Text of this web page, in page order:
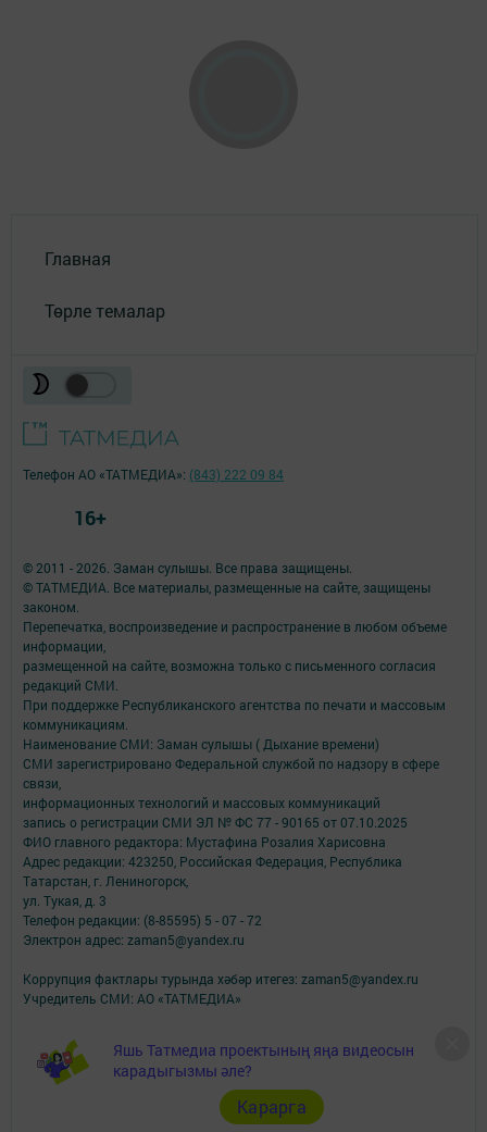
Главная
Төрле темалар
Яшь Татмедиа проектының яңа видеосын
карадыгызмы әле?
Карарга
© 2011 - 2026. Заман сулышы. Все права защищены.
© ТАТМЕДИА. Все материалы, размещенные на сайте, защищены
законом.
Перепечатка, воспроизведение и распространение в любом объеме
информации,
размещенной на сайте, возможна только с письменного согласия
редакций СМИ.
При поддержке Республиканского агентства по печати и массовым
коммуникациям.
Наименование СМИ: Заман сулышы ( Дыхание времени)
СМИ зарегистрировано Федеральной службой по надзору в сфере
связи,
информационных технологий и массовых коммуникаций
запись о регистрации СМИ ЭЛ № ФС 77 - 90165 от 07.10.2025
ФИО главного редактора: Мустафина Розалия Харисовна
Адрес редакции: 423250, Российская Федерация, Республика
Татарстан, г. Лениногорск,
ул. Тукая, д. 3
Телефон редакции: (8-85595) 5 - 07 - 72
Электрон адрес: zaman5@yandex.ru
Коррупция фактлары турында хәбәр итегез: zaman5@yandex.ru
Учредитель СМИ: АО «ТАТМЕДИА»
Антикоррупционная политика
АО «ТАТМЕДИА» использует «cookie»для персонализации сервисов и
удобства пользователей сайтом.
Использование «cookie» можно отменить в настройках браузера.
Политика конфиденциальности
Телефон АО «ТАТМЕДИА»: (843) 222 09 84
16+